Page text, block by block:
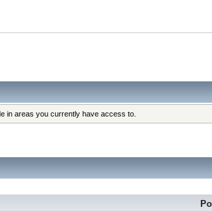
in areas you currently have access to.